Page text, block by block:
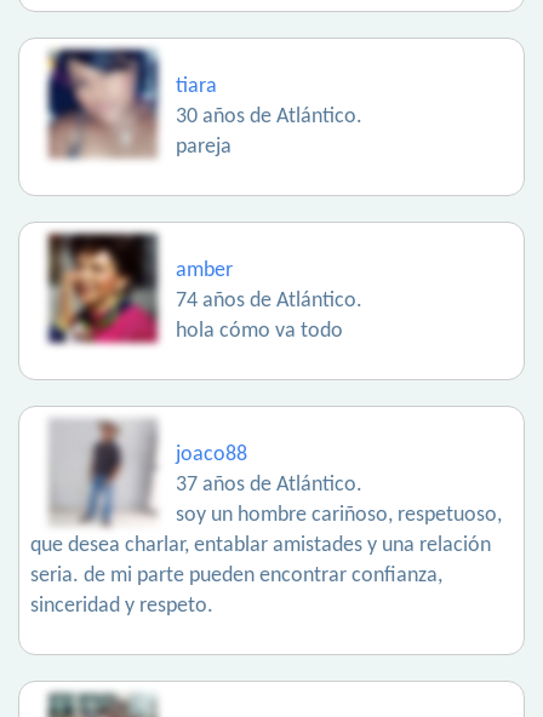
tiara
30 años de Atlántico.
pareja
amber
74 años de Atlántico.
hola cómo va todo
joaco88
37 años de Atlántico.
soy un hombre cariñoso, respetuoso,
que desea charlar, entablar amistades y una relación
seria. de mi parte pueden encontrar confianza,
sinceridad y respeto.